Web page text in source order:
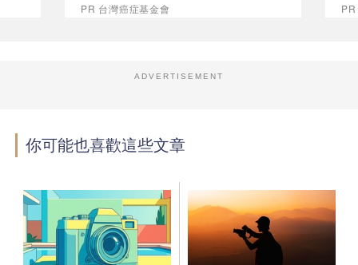
PR 台灣癌症基金會
ADVERTISEMENT
你可能也喜歡這些文章